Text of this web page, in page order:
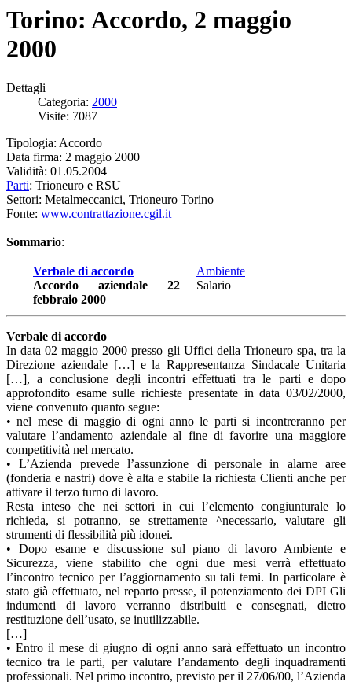
Torino: Accordo, 2 maggio
2000
Dettagli
Categoria: 2000
Visite: 7087
Tipologia: Accordo
Data firma: 2 maggio 2000
Validità: 01.05.2004
Parti: Trioneuro e RSU
Settori: Metalmeccanici, Trioneuro Torino
Fonte: www.contrattazione.cgil.it
Sommario:
Verbale di accordo
Accordo aziendale 22
febbraio 2000
Ambiente
Salario
Verbale di accordo
In data 02 maggio 2000 presso gli Uffici della Trioneuro spa, tra la
Direzione aziendale […] e la Rappresentanza Sindacale Unitaria
[…], a conclusione degli incontri effettuati tra le parti e dopo
approfondito esame sulle richieste presentate in data 03/02/2000,
viene convenuto quanto segue:
• nel mese di maggio di ogni anno le parti si incontreranno per
valutare l’andamento aziendale al fine di favorire una maggiore
competitività nel mercato.
• L’Azienda prevede l’assunzione di personale in alarne aree
(fonderia e nastri) dove è alta e stabile la richiesta Clienti anche per
attivare il terzo turno di lavoro.
Resta inteso che nei settori in cui l’elemento congiunturale lo
richieda, si potranno, se strettamente ^necessario, valutare gli
strumenti di flessibilità più idonei.
• Dopo esame e discussione sul piano di lavoro Ambiente e
Sicurezza, viene stabilito che ogni due mesi verrà effettuato
l’incontro tecnico per l’aggiornamento su tali temi. In particolare è
stato già effettuato, nel reparto presse, il potenziamento dei DPI Gli
indumenti di lavoro verranno distribuiti e consegnati, dietro
restituzione dell’usato, se inutilizzabile.
[…]
• Entro il mese di giugno di ogni anno sarà effettuato un incontro
tecnico tra le parti, per valutare l’andamento degli inquadramenti
professionali. Nel primo incontro, previsto per il 27/06/00, l’Azienda